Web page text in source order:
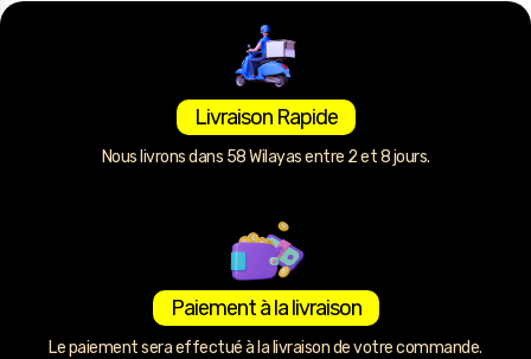
Livraison Rapide
Nous livrons dans 58 Wilayas entre 2 et 8 jours.
Paiement à la livraison
Le paiement sera effectué à la livraison de votre commande.